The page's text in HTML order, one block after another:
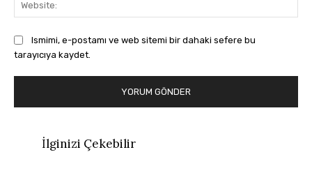
Ismimi, e-postamı ve web sitemi bir dahaki sefere bu
tarayıcıya kaydet.
İlginizi Çekebilir